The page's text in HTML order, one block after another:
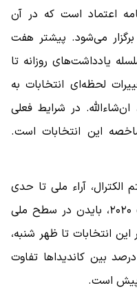
اعتماد است که در آن
برگزار می‌شود. پیشتر هفت
یادداشت‌های روزانه تا
لحظه‌ای انتخابات به
در شرایط فعلی
این انتخابات است.
آراء ملی تا حدی
آشکار‌کننده روندهاست. در انتخابات ۲۰۲۰، بایدن در سطح ملی
این انتخابات تا ظهر شنبه،
بین کاندیداها تفاوت
پیش است.